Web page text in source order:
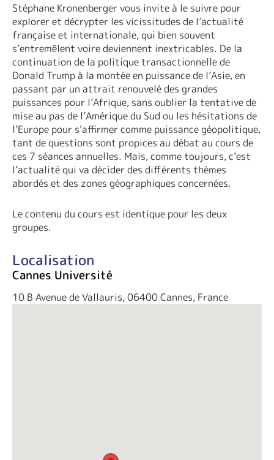
Stéphane Kronenberger vous invite à le suivre pour
explorer et décrypter les vicissitudes de l’actualité
française et internationale, qui bien souvent
s’entremêlent voire deviennent inextricables. De la
continuation de la politique transactionnelle de
Donald Trump à la montée en puissance de l’Asie, en
passant par un attrait renouvelé des grandes
puissances pour l’Afrique, sans oublier la tentative de
mise au pas de l’Amérique du Sud ou les hésitations de
l’Europe pour s’affirmer comme puissance géopolitique,
tant de questions sont propices au débat au cours de
ces 7 séances annuelles. Mais, comme toujours, c’est
l’actualité qui va décider des différents thèmes
abordés et des zones géographiques concernées.
Le contenu du cours est identique pour les deux
groupes.
Localisation
Cannes Université
10 B Avenue de Vallauris, 06400 Cannes, France